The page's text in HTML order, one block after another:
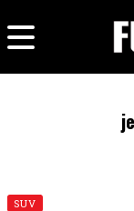
SUV